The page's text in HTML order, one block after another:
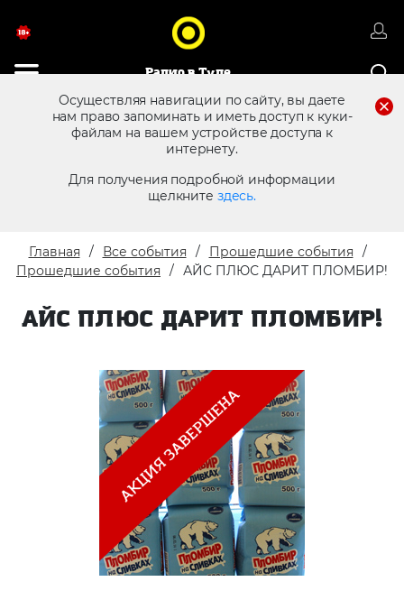
Радио в Туле
Осуществляя навигации по сайту, вы даете
нам право запоминать и иметь доступ к куки-
файлам на вашем устройстве доступа к
интернету.
Для получения подробной информации
щелкните здесь.
8 (4872) 250 470 Реклама в эфире
Главная Все события
Прошедшие события
Прошедшие события
АЙС ПЛЮС ДАРИТ ПЛОМБИР!
АЙС ПЛЮС ДАРИТ ПЛОМБИР!